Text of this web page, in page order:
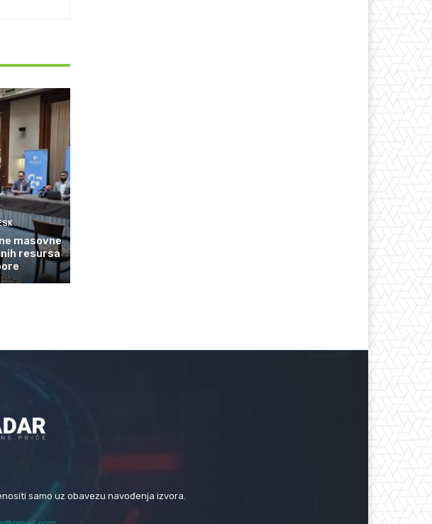
masovne
resursa
samo uz obavezu navođenja izvora.